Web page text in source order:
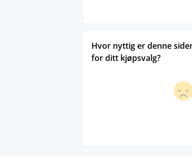
Hvor nyttig er denne
for ditt kjøpsvalg?